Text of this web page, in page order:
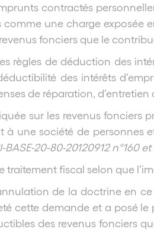
contractés
une charge exposée
fonciers que le
règles de déduction des
des intérêts
de réparation, d’entretien
sur les revenus fonciers
à une société de personnes
BASE-20-80-20120912 n°160 et
traitement fiscal selon que
de la doctrine en
cette demande et a posé
des revenus fonciers